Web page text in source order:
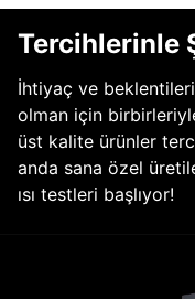
Tercihlerinle
İhtiyaç ve
olman için
üst kalite ürünler
anda sana özel
ısı testleri başlıyor!